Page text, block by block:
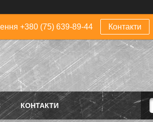
+380 (75) 639-89-44 Контакти
КОНТАКТИ